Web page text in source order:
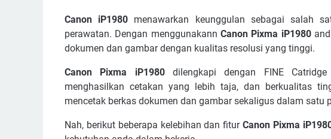
Canon iP1980 menawarkan keunggulan sebagai salah
perawatan. Dengan menggunakannCanon Pixma iP1980
dokumen dan gambar dengan kualitas resolusi yang tinggi.
Canon Pixma iP1980dilengkapi dengan FINE
menghasilkan cetakan yang lebih taja, dan berkualitas
mencetak berkas dokumen dan gambar sekaligus dalam satu
Nah, berikut beberapa kelebihan dan fiturCanon Pixma